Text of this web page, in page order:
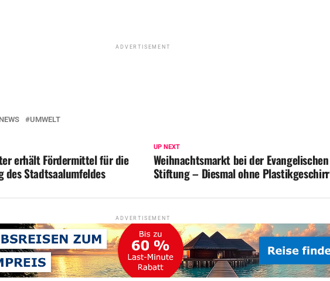
ADVERTISEMENT
NEWS UMWELT
UP NEXT
Weihnachtsmarkt bei der Evangelischen
Stiftung – Diesmal ohne Plastikgeschirr
erhält Fördermittel für die
des Stadtsaalumfeldes
ADVERTISEMENT